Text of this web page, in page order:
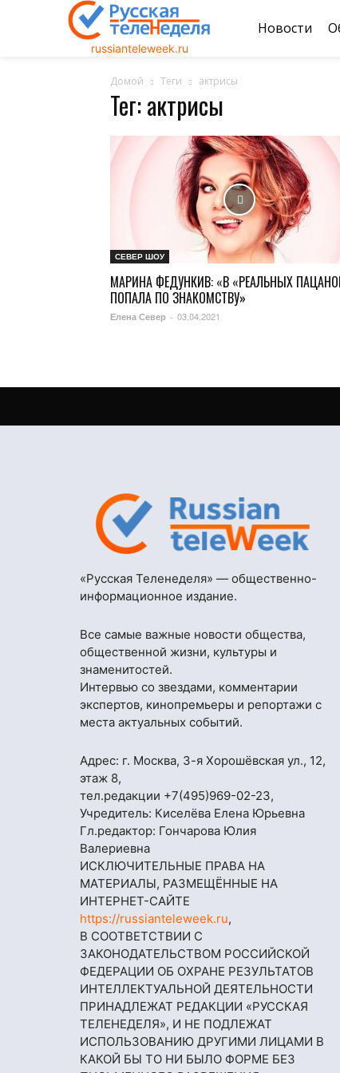
russianteleweek.ru
Новости
Домой Теги актрисы
Тег: актрисы
СЕВЕР ШОУ
МАРИНА ФЕДУНКИВ: «В «РЕАЛЬНЫХ
ПОПАЛА ПО ЗНАКОМСТВУ»
Елена Север - 03.04.2021
«Русская Теленеделя» — общественно-
информационное издание.
Все самые важные новости общества,
общественной жизни, культуры и
знаменитостей.
Интервью со звездами, комментарии
экспертов, кинопремьеры и репортажи с
места актуальных событий.
Адрес: г. Москва, 3-я Хорошёвская ул., 12,
этаж 8,
тел.редакции +7(495)969-02-23,
Учредитель: Киселёва Елена Юрьевна
Гл.редактор: Гончарова Юлия
Валериевна
ИСКЛЮЧИТЕЛЬНЫЕ ПРАВА НА
МАТЕРИАЛЫ, РАЗМЕЩЁННЫЕ НА
ИНТЕРНЕТ-САЙТЕ
https://russianteleweek.ru,
В СООТВЕТСТВИИ С
ЗАКОНОДАТЕЛЬСТВОМ РОССИЙСКОЙ
ФЕДЕРАЦИИ ОБ ОХРАНЕ РЕЗУЛЬТАТОВ
ИНТЕЛЛЕКТУАЛЬНОЙ ДЕЯТЕЛЬНОСТИ
ПРИНАДЛЕЖАТ РЕДАКЦИИ «РУССКАЯ
ТЕЛЕНЕДЕЛЯ», И НЕ ПОДЛЕЖАТ
ИСПОЛЬЗОВАНИЮ ДРУГИМИ ЛИЦАМИ В
КАКОЙ БЫ ТО НИ БЫЛО ФОРМЕ БЕЗ